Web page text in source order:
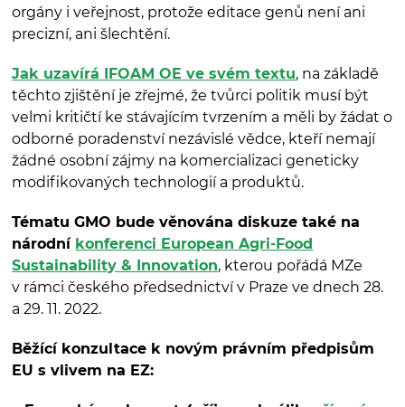
orgány i veřejnost, protože editace genů není ani
precizní, ani šlechtění.
Jak uzavírá IFOAM OE ve svém textu, na základě
těchto zjištění je zřejmé, že tvůrci politik musí být
velmi kritičtí ke stávajícím tvrzením a měli by žádat o
odborné poradenství nezávislé vědce, kteří nemají
žádné osobní zájmy na komercializaci geneticky
modifikovaných technologií a produktů.
Tématu GMO bude věnována diskuze také na
národní konferenci European Agri-Food
Sustainability & Innovation, kterou pořádá MZe
v rámci českého předsednictví v Praze ve dnech 28.
a 29. 11. 2022.
Běžící konzultace k novým právním předpisům
EU s vlivem na EZ: